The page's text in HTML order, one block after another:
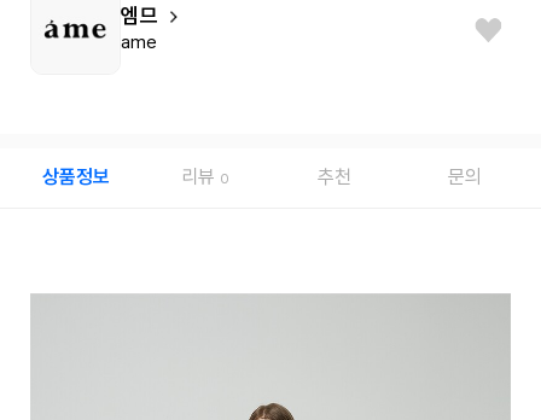
엠므
ame
상품정보 리뷰 0 추천 문의